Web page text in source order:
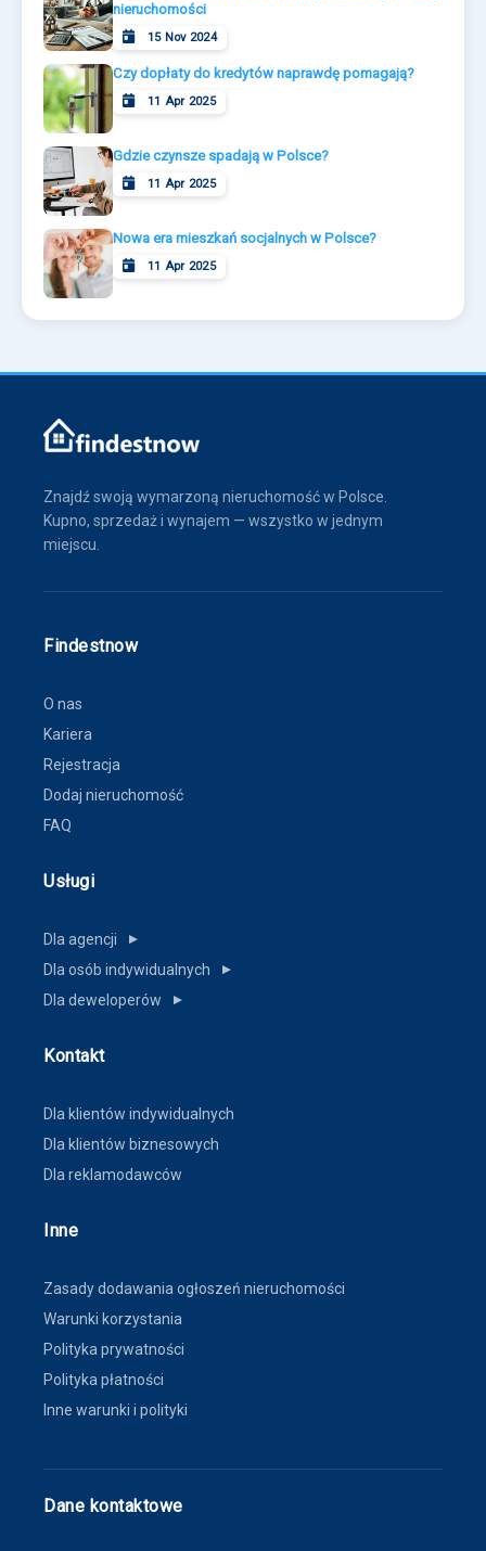
nieruchomości
15 Nov 2024
Czy dopłaty do kredytów naprawdę pomagają?
11 Apr 2025
Gdzie czynsze spadają w Polsce?
11 Apr 2025
Nowa era mieszkań socjalnych w Polsce?
11 Apr 2025
Znajdź swoją wymarzoną nieruchomość w Polsce.
Kupno, sprzedaż i wynajem — wszystko w jednym
miejscu.
Findestnow
O nas
Kariera
Rejestracja
Dodaj nieruchomość
FAQ
Usługi
Dla agencji ▼
Dla osób indywidualnych ▼
Dla deweloperów ▼
Kontakt
Dla klientów indywidualnych
Dla klientów biznesowych
Dla reklamodawców
Inne
Zasady dodawania ogłoszeń nieruchomości
Warunki korzystania
Polityka prywatności
Polityka płatności
Inne warunki i polityki
Dane kontaktowe